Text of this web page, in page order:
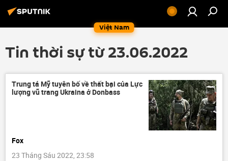
Việt Nam
Tin thời sự từ 23.06.2022
Trung tá Mỹ tuyên bố về thất bại của Lực
lượng vũ trang Ukraina ở Donbass
Fox
23 Tháng Sáu 2022, 23:58